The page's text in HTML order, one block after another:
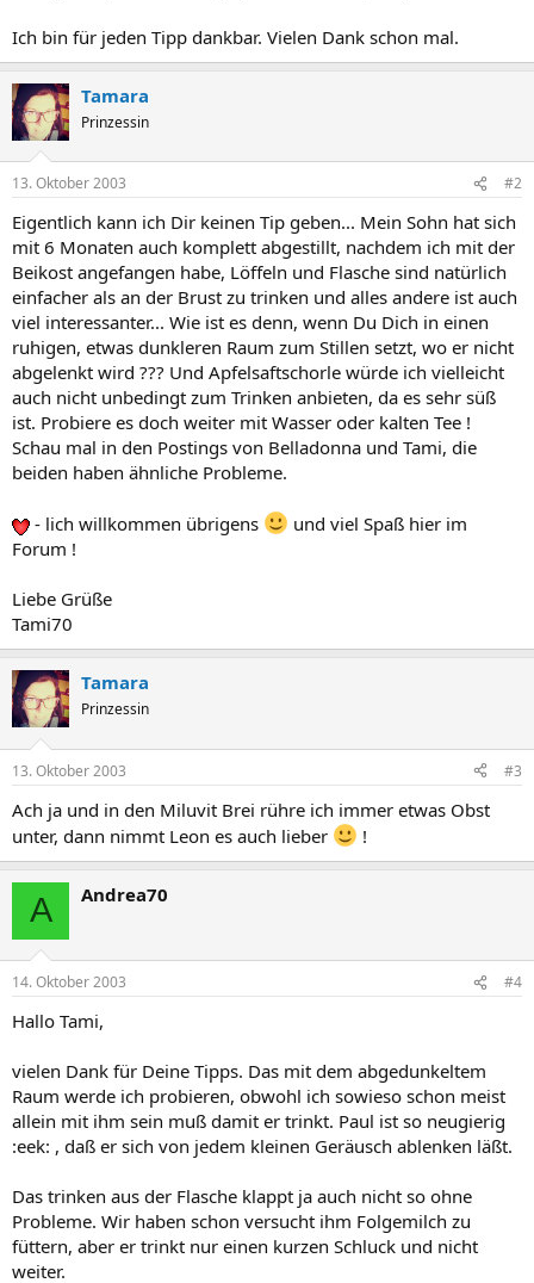
Ich bin für jeden Tipp dankbar. Vielen Dank schon mal.
Tamara
Prinzessin
13. Oktober 2003 #2
Eigentlich kann ich Dir keinen Tip geben... Mein Sohn hat sich
mit 6 Monaten auch komplett abgestillt, nachdem ich mit der
Beikost angefangen habe, Löffeln und Flasche sind natürlich
einfacher als an der Brust zu trinken und alles andere ist auch
viel interessanter... Wie ist es denn, wenn Du Dich in einen
ruhigen, etwas dunkleren Raum zum Stillen setzt, wo er nicht
abgelenkt wird ??? Und Apfelsaftschorle würde ich vielleicht
auch nicht unbedingt zum Trinken anbieten, da es sehr süß
ist. Probiere es doch weiter mit Wasser oder kalten Tee !
Schau mal in den Postings von Belladonna und Tami, die
beiden haben ähnliche Probleme.
- lich willkommen übrigens
und viel Spaß hier im
Forum !
Liebe Grüße
Tami70
Tamara
Prinzessin
13. Oktober 2003 #3
Ach ja und in den Miluvit Brei rühre ich immer etwas Obst
unter, dann nimmt Leon es auch lieber
!
A Andrea70
14. Oktober 2003 #4
Hallo Tami,
vielen Dank für Deine Tipps. Das mit dem abgedunkeltem
Raum werde ich probieren, obwohl ich sowieso schon meist
allein mit ihm sein muß damit er trinkt. Paul ist so neugierig
:eek: , daß er sich von jedem kleinen Geräusch ablenken läßt.
Das trinken aus der Flasche klappt ja auch nicht so ohne
Probleme. Wir haben schon versucht ihm Folgemilch zu
füttern, aber er trinkt nur einen kurzen Schluck und nicht
weiter.